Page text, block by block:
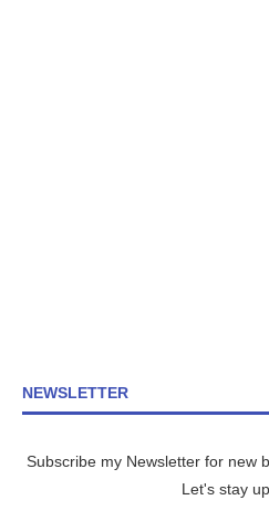
NEWSLETTER
Subscribe my Newsletter for new
Let's stay